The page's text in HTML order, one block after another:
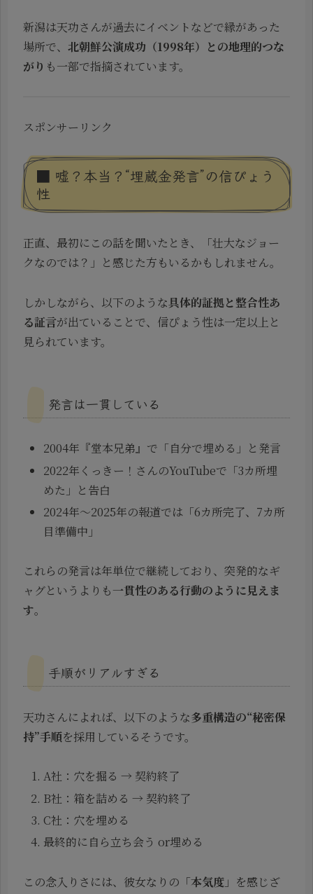
新潟は天功さんが過去にイベントなどで縁があった
場所で、 北朝鮮公演成功（1998年）との地理的つな
がり も一部で指摘されています。
スポンサーリンク
■ 嘘？本当？“埋蔵金発言”の信ぴょう
性
正直、最初にこの話を聞いたとき、「壮大なジョー
クなのでは？」と感じた方もいるかもしれません。
しかしながら、以下のような具体的証拠と整合性あ
る証言が出ていることで、信ぴょう性は一定以上と
見られています。
発言は一貫している
2004年『堂本兄弟』で「自分で埋める」と発言
2022年くっきー！さんのYouTubeで「3カ所埋
めた」と告白
2024年〜2025年の報道では「6カ所完了、7カ所
目準備中」
これらの発言は年単位で継続しており、突発的なギ
ャグというよりも一貫性のある行動のように見えま
す。
手順がリアルすぎる
天功さんによれば、以下のような多重構造の“秘密保
持”手順を採用しているそうです。
A社：穴を掘る → 契約終了
B社：箱を詰める → 契約終了
C社：穴を埋める
最終的に自ら立ち会う or埋める
この念入りさには、彼女なりの「本気度 」を感じざ